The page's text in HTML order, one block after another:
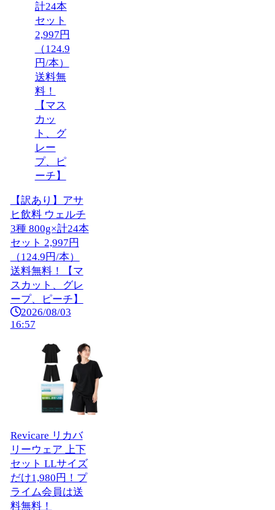
【訳あり】アサ
ヒ飲料 ウェルチ
3種 800g×計24本
セット 2,997円
（124.9円/本）
送料無料！【マ
スカット、グレ
ープ、ピーチ】
2026/08/03
16:57
Revicare リカバ
リーウェア 上下
セット LLサイズ
だけ1,980円！プ
ライム会員は送
料無料！